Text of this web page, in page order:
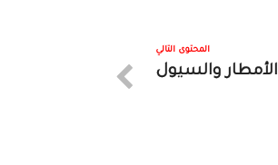
المحتوى التالي
الأمطار والسيول